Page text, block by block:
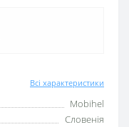
Всі характеристики
Mobihel
Словенія